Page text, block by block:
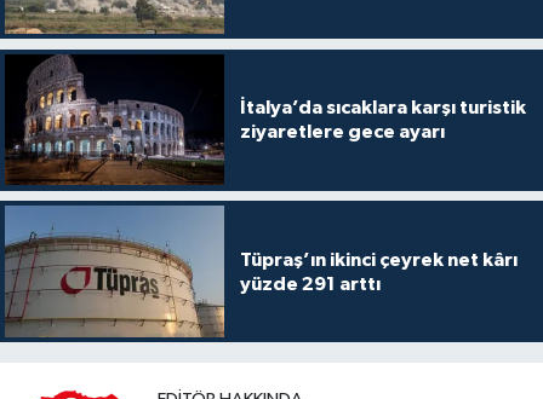
İtalya’da sıcaklara karşı turistik
ziyaretlere gece ayarı
Tüpraş’ın ikinci çeyrek net kârı
yüzde 291 arttı